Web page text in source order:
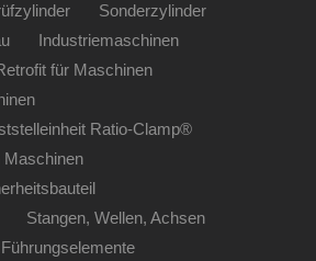
Sonderzylinder
Industriemaschinen
für Maschinen
Ratio-Clamp®
Maschinen
Stangen, Wellen, Achsen